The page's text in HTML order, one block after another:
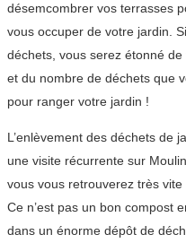
désemcombrer vos terrasses
vous occuper de votre jardin.
déchets, vous serez étonné
et du nombre de déchets que
pour ranger votre jardin !
L’enlèvement des déchets de
une visite récurrente sur
vous vous retrouverez très vite
Ce n’est pas un bon compost
dans un énorme dépôt de